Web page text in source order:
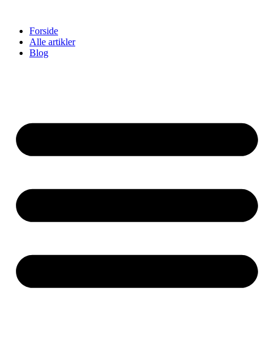
indholdForside
Alle artikler
Blog